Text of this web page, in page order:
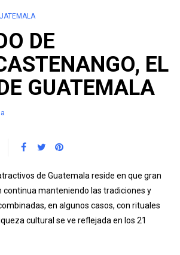
DE
EL
GUATEMALA
de Guatemala reside en que gran
continua manteniendo las tradiciones y
en algunos casos, con rituales
cultural se ve reflejada en los 21